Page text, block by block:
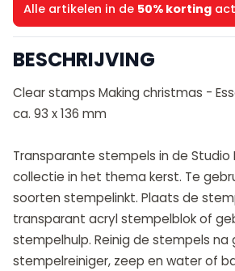
Alle artikelen in de 50% korting
BESCHRIJVING
Clear stamps Making christmas -
ca. 93 x 136 mm
Transparante stempels in de Studio
collectie in het thema kerst. Te
soorten stempelinkt. Plaats de
transparant acryl stempelblok of
stempelhulp. Reinig de stempels na
stempelreiniger, zeep en water of